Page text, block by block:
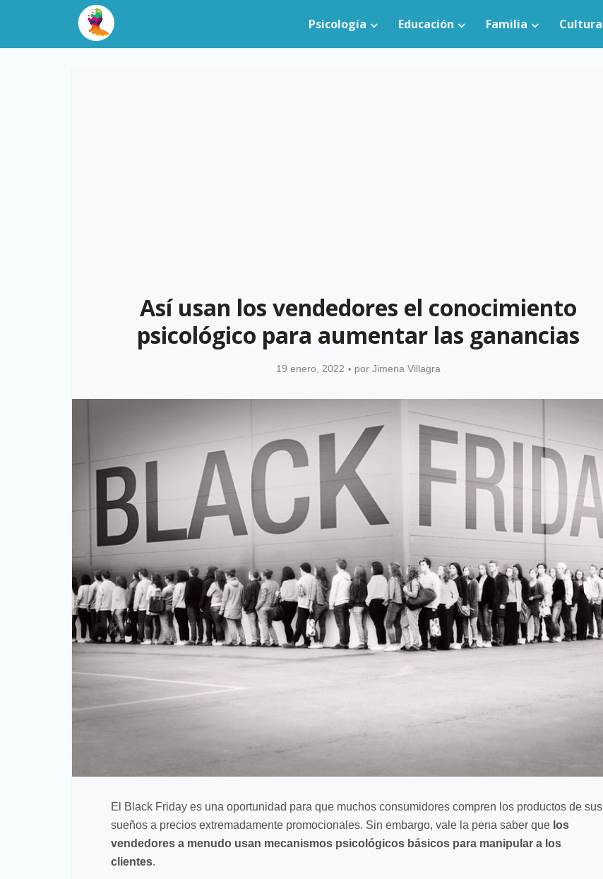
Psicología Educación Familia Cultura
Así usan los vendedores el conocimiento
psicológico para aumentar las ganancias
19 enero, 2022 por Jimena Villagra
El Black Friday es una oportunidad para que muchos consumidores compren los productos de sus
sueños a precios extremadamente promocionales. Sin embargo, vale la pena saber que los
vendedores a menudo usan mecanismos psicológicos básicos para manipular a los
clientes.